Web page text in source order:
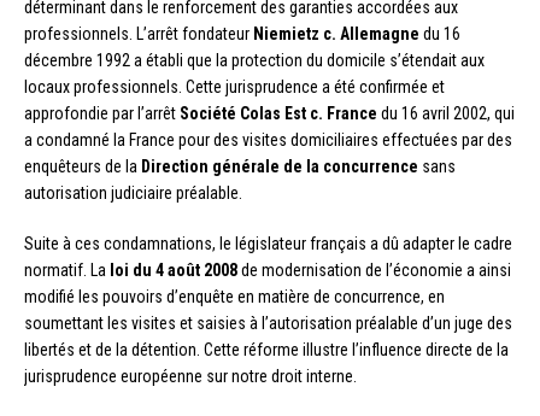
déterminant dans le renforcement des garanties accordées aux
professionnels. L’arrêt fondateur Niemietz c. Allemagne du 16
décembre 1992 a établi que la protection du domicile s’étendait aux
locaux professionnels. Cette jurisprudence a été confirmée et
approfondie par l’arrêt Société Colas Est c. France du 16 avril 2002, qui
a condamné la France pour des visites domiciliaires effectuées par des
enquêteurs de la Direction générale de la concurrence sans
autorisation judiciaire préalable.
Suite à ces condamnations, le législateur français a dû adapter le cadre
normatif. La loi du 4 août 2008de modernisation de l’économie a ainsi
modifié les pouvoirs d’enquête en matière de concurrence, en
soumettant les visites et saisies à l’autorisation préalable d’un juge des
libertés et de la détention. Cette réforme illustre l’influence directe de la
jurisprudence européenne sur notre droit interne.